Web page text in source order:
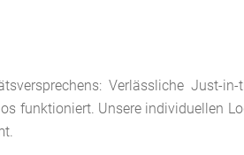
Verlässliche Just-
funktioniert. Unsere individuellen